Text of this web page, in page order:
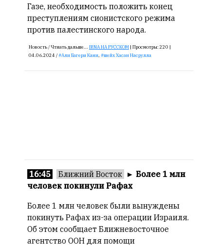
восторга.
Главный
редактор
Армен
Газе, необходимость положить конец
преступлениям сионистского режима
против палестинского народа.
Новость /Чтиать дальше... IRNA НА РУССКОМ | Просмотры: 220 |
04.06.2024 /
Али Багери Кани, шейх Хасан Насрулла
16:45 Ближний Восток ► Более 1 млн
человек покинули Рафах
Более 1 млн человек были вынуждены
покинуть Рафах из-за операции Израиля.
Об этом сообщает Ближневосточное
агентство ООН для помощи